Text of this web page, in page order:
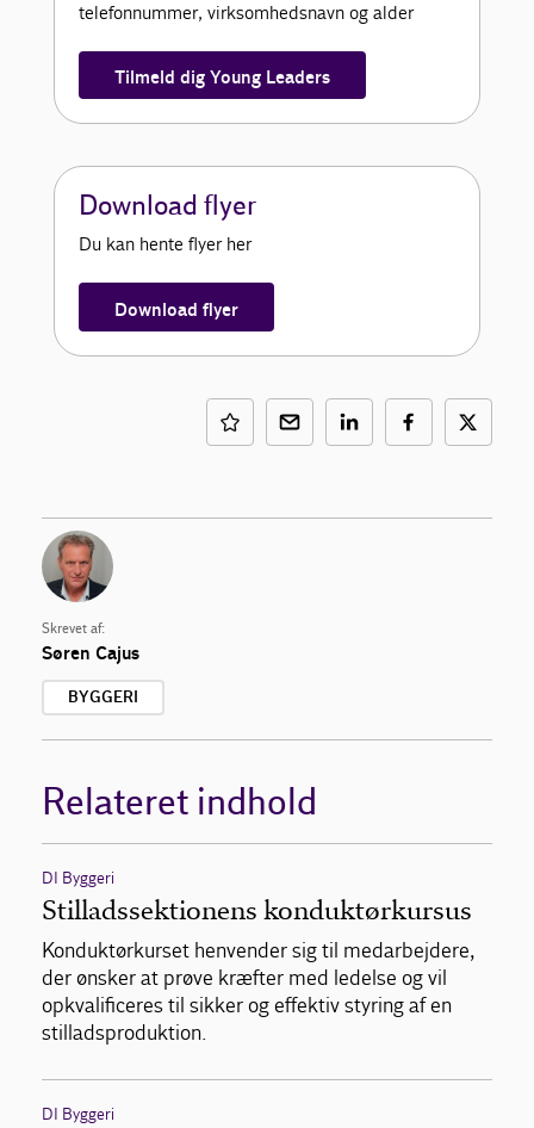
telefonnummer, virksomhedsnavn og alder
Tilmeld dig Young Leaders
Download flyer
Du kan hente flyer her
Download flyer
Skrevet af:
Søren Cajus
BYGGERI
Relateret indhold
DI Byggeri
Stilladssektionens konduktørkursus
Konduktørkurset henvender sig til medarbejdere,
der ønsker at prøve kræfter med ledelse og vil
opkvalificeres til sikker og effektiv styring af en
stilladsproduktion.
DI Byggeri